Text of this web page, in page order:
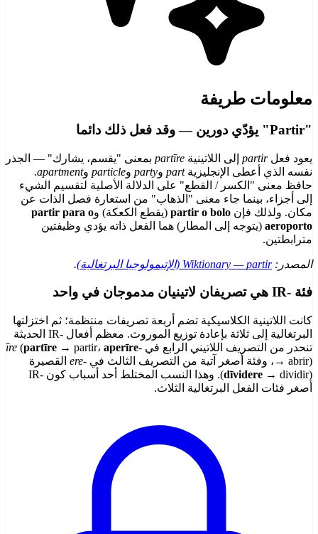
معلومات طريفة
"Partir" يؤدّي دورين — وقد فعل ذلك دائما
يعود فعلpartir إلى اللاتينية partīre بمعنى "يقسم، يشارك" — الجذر
نفسه الذي أعطى الإنجليزيةpart وparty وparticle وapartment
.
حافظ معنى "الكسر / القطع" على الدلالة الأصلية لتقسيم الشيء
إلى أجزاء، بينما جاء معنى "الذهاب" من استعارة فصل الذات عن
مكان. ولذلك فإن partir o bolo (يقطع الكعكة) وpartir para o
aeroporto (يتوجه إلى المطار) هما الفعل ذاته يؤدي وظيفتين
مترابطتين.
المصدر:Wiktionary — partir (الإتيمولوجيا البرتغالية) .
فئة -IR هي تصريفان لاتينيان مدموجان في واحد
كانت اللاتينية الكلاسيكية تضم أربعة تصريفات منتظمة؛ ثم اختزلتها
البرتغالية إلى ثلاثة بإعادة توزيع الموروث. معظم أفعال -IR الحديثة
تنحدر من التصريف اللاتيني الرابع في -īre
(partīre → partir، aperīre
→ abrir)، وفئة أصغر آتية من التصريف الثالث في
-ere
القصيرة
(
dīvidere
→ dividir). وهذا النسب المختلط أحد أسباب كون -IR
أصغر فئات الفعل البرتغالية الثلاث.